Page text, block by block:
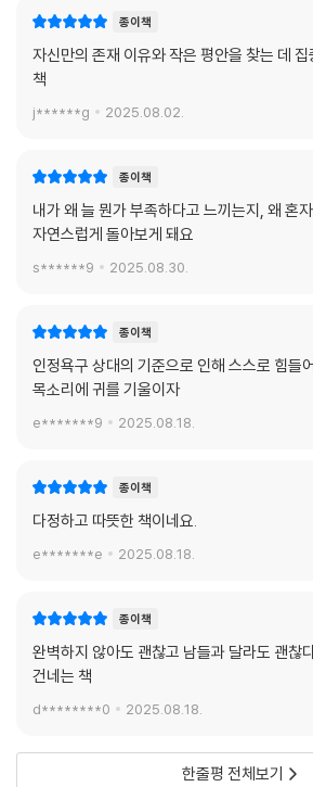
종이책
자신만의 존재 이유와 작은 평안을 찾는 데
책
j******g 2025.08.02.
종이책
내가 왜 늘 뭔가 부족하다고 느끼는지, 왜 혼
자연스럽게 돌아보게 돼요
s******9 2025.08.30.
종이책
인정욕구 상대의 기준으로 인해 스스로 힘들
목소리에 귀를 기울이자
e*******9 2025.08.18.
종이책
다정하고 따뜻한 책이네요.
e*******e 2025.08.18.
종이책
완벽하지 않아도 괜찮고 남들과 달라도 괜찮
건네는 책
d********0 2025.08.18.
한줄평 전체보기